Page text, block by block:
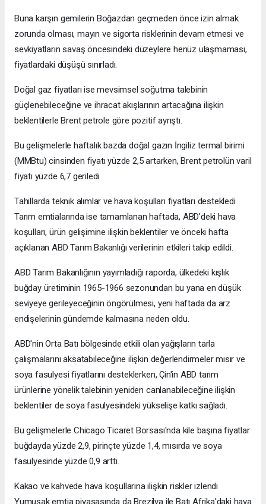
Buna karşın gemilerin Boğazdan geçmeden önce izin almak
zorunda olması, mayın ve sigorta risklerinin devam etmesi ve
sevkiyatların savaş öncesindeki düzeylere henüz ulaşmaması,
fiyatlardaki düşüşü sınırladı.
Doğal gaz fiyatları ise mevsimsel soğutma talebinin
güçlenebileceğine ve ihracat akışlarının artacağına ilişkin
beklentilerle Brent petrole göre pozitif ayrıştı.
Bu gelişmelerle haftalık bazda doğal gazın İngiliz termal birimi
(MMBtu) cinsinden fiyatı yüzde 2,5 artarken, Brent petrolün varil
fiyatı yüzde 6,7 geriledi.
Tahıllarda teknik alımlar ve hava koşulları fiyatları destekledi
Tarım emtialarında ise tamamlanan haftada, ABD'deki hava
koşulları, ürün gelişimine ilişkin beklentiler ve önceki hafta
açıklanan ABD Tarım Bakanlığı verilerinin etkileri takip edildi.
ABD Tarım Bakanlığının yayımladığı raporda, ülkedeki kışlık
buğday üretiminin 1965-1966 sezonundan bu yana en düşük
seviyeye gerileyeceğinin öngörülmesi, yeni haftada da arz
endişelerinin gündemde kalmasına neden oldu.
ABD'nin Orta Batı bölgesinde etkili olan yağışların tarla
çalışmalarını aksatabileceğine ilişkin değerlendirmeler mısır ve
soya fasulyesi fiyatlarını desteklerken, Çin'in ABD tarım
ürünlerine yönelik talebinin yeniden canlanabileceğine ilişkin
beklentiler de soya fasulyesindeki yükselişe katkı sağladı.
Bu gelişmelerle Chicago Ticaret Borsası'nda kile başına fiyatlar
buğdayda yüzde 2,9, pirinçte yüzde 1,4, mısırda ve soya
fasulyesinde yüzde 0,9 arttı.
Kakao ve kahvede hava koşullarına ilişkin riskler izlendi
Yumuşak emtia piyasasında da Brezilya ile Batı Afrika'daki hava